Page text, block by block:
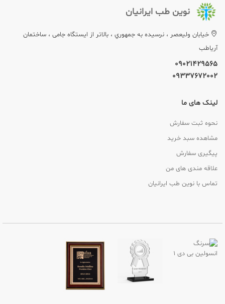
نوین طب ایرانیان
خيابان وليعصر ، نرسيده به جمهوري ، بالاتر از ایستگاه جامی ، ساختمان
آریاطب
09021429565
09337672002
لینک های ما
نحوه ثبت سفارش
مشاهده سبد خرید
پیگیری سفارش
علاقه مندی های من
تماس با نوین طب ایرانیان